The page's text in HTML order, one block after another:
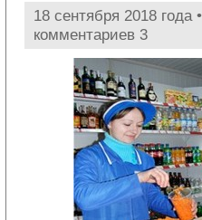
18 сентября 2018 года •
комментариев 3